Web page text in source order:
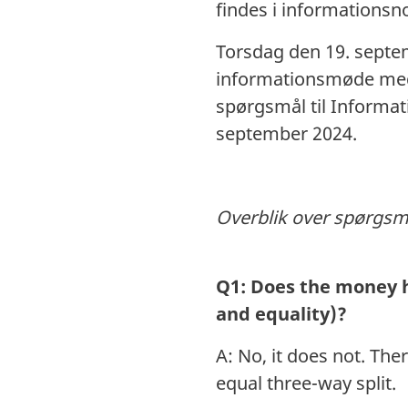
findes i
Torsdag den 19.
informationsmøde
spørgsmål til
september 2024.
Overblik over
Q1: Does the
and equality)?
A: No, it does not.
equal three-way split.